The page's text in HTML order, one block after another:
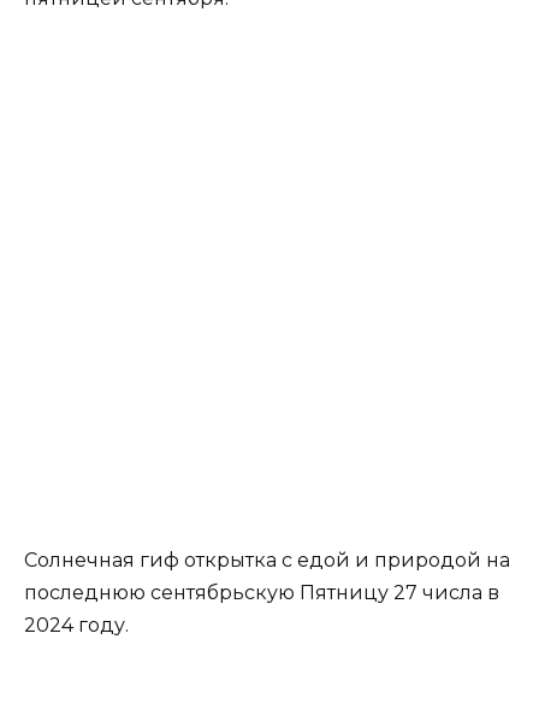
Солнечная гиф открытка с едой и природой на
последнюю сентябрьскую Пятницу 27 числа в
2024 году.